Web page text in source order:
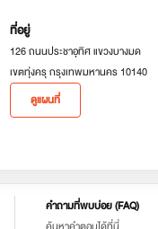
ที่อยู่
126 ถนนประชาอุทิศ แขวงบางมด
เขตทุ่งครุ กรุงเทพมหานคร 10140
ดูแผนที่
คำถามที่พบบ่อย (FAQ)